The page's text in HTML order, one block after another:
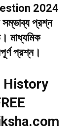
2024
সম্ভাব্য প্রশ্ন
মাধ্যমিক
প্রশ্ন।
History